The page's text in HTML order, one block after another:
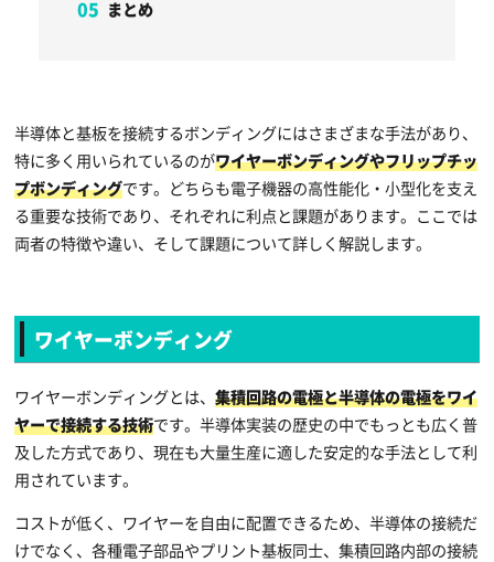
まとめ
半導体と基板を接続するボンディングにはさまざまな手法があり、
特に多く用いられているのがワイヤーボンディングやフリップチッ
プボンディングです。どちらも電子機器の高性能化・小型化を支え
る重要な技術であり、それぞれに利点と課題があります。ここでは
両者の特徴や違い、そして課題について詳しく解説します。
ワイヤーボンディング
ワイヤーボンディングとは、集積回路の電極と半導体の電極をワイ
ヤーで接続する技術です。半導体実装の歴史の中でもっとも広く普
及した方式であり、現在も大量生産に適した安定的な手法として利
用されています。
コストが低く、ワイヤーを自由に配置できるため、半導体の接続だ
けでなく、各種電子部品やプリント基板同士、集積回路内部の接続